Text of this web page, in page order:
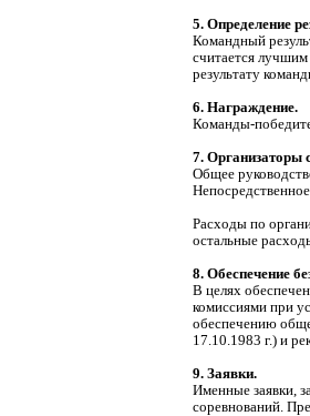
5. Определение
Командный
считается
результату
6. Награждение.
Команды-
7. Организаторы
Общее
Расходы по
остальные
8. Обеспечение
В целях
комиссиями при
обеспечению
17.10.1983 г.) и
9. Заявки.
Именные заявки,
соревнований.